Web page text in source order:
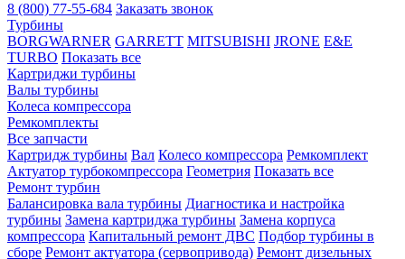
8 (800) 77-55-684 Заказать звонок
Турбины
BORGWARNER GARRETT MITSUBISHI JRONE E&E
TURBO Показать все
Картриджи турбины
Валы турбины
Колеса компрессора
Ремкомплекты
Все запчасти
Картридж турбины Вал Колесо компрессора Ремкомплект
Актуатор турбокомпрессора Геометрия Показать все
Ремонт турбин
Балансировка вала турбины Диагностика и настройка
турбины Замена картриджа турбины Замена корпуса
компрессора Капитальный ремонт ДВС Подбор турбины в
сборе Ремонт актуатора (сервопривода) Ремонт дизельных